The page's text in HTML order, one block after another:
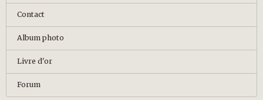
Contact
Album photo
Livre d'or
Forum